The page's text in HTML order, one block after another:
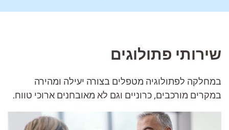
שירותי פתולוגים
במחלקה לפתולוגיה מטפלים בצורה יעילה ומהירה
במקרים מורכבים, כרוניים וגם לא מאובחנים ארוכי טווח.